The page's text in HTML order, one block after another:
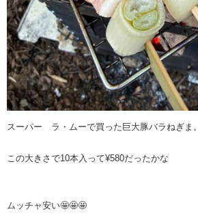
スーパー ラ・ムーで買った巨大豚バラねぎま。
この大きさで10本入って¥580だったかな
ムッチャ安い🤩🤩🤩